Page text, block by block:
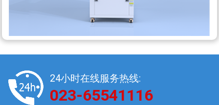
24小时在线服务热线:
023-65541116